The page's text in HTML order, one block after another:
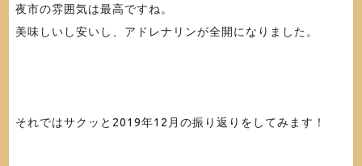
夜市の雰囲気は最高ですね。
美味しいし安いし、アドレナリンが全開になりました。
それではサクッと2019年12月の振り返りをしてみます！